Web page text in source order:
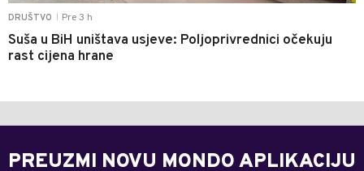
DRUŠTVO Pre 3 h
Suša u BiH uništava usjeve: Poljoprivrednici očekuju
rast cijena hrane
PREUZMI NOVU MONDO APLIKACIJU